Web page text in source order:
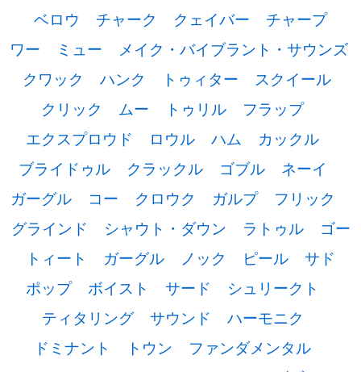
ベロウ
チャーク クェイバー
チャープ
ワー
ミュー
メイク・バイブラント・サウンズ
クワック
ハンク トゥィター
スクイール
クリック
ムー トゥリル
フラップ
エクスプロウド
ロウル ハム
カックル
ブライドゥル
クラックル ゴブル
ネーイ
ガーグル
コー クロウク ガルプ
フリック
グラインド
シャウト・ダウン ラトゥル
ゴー
トィート
ガーグル ノック ピール
サド
ポップ
ボイスト サード
シュリークト
ティタリング
サウンド
ハーモニク
ドミナント
トウン
ファンダメンタル